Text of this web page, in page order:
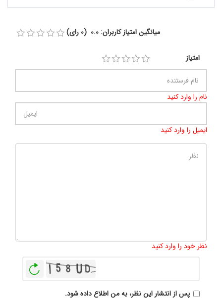
میانگین امتیاز کاربران: 0.0 (0 رای)
امتیاز
نام را وارد کنید
ایمیل را وارد کنید
نظر خود را وارد کنید
پس از انتشار این نظر، به من اطلاع داده شود.